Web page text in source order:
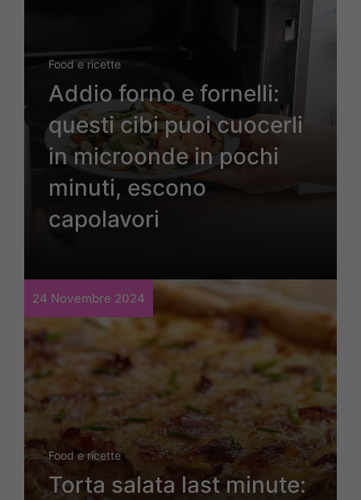
Food e ricette
Addio forno e fornelli:
questi cibi puoi cuocerli
in microonde in pochi
minuti, escono
capolavori
24 Novembre 2024
Food e ricette
Torta salata last minute: